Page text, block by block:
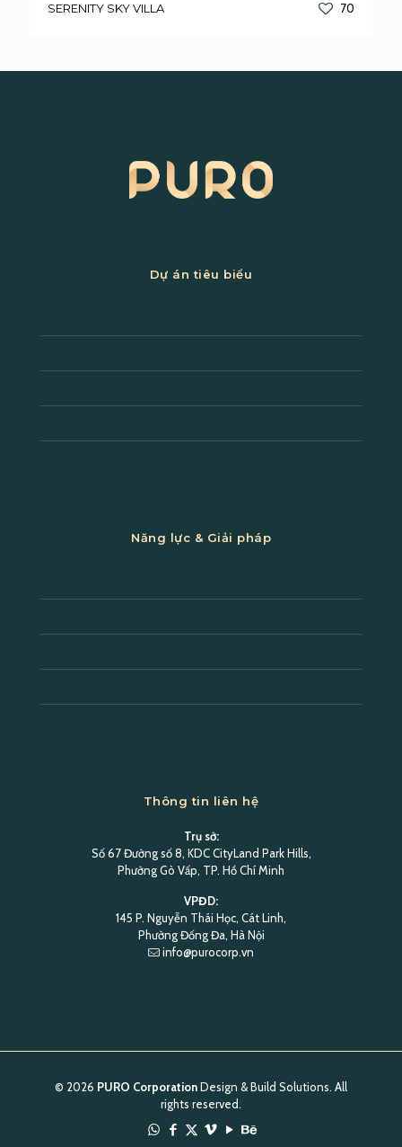
SERENITY SKY VILLA 70
Dự án tiêu biểu
Năng lực & Giải pháp
Thông tin liên hệ
Trụ sở:
Số 67 Đường số 8, KDC CityLand Park Hills,
Phường Gò Vấp, TP. Hồ Chí Minh
VPĐD:
145 P. Nguyễn Thái Học, Cát Linh,
Phường Đống Đa, Hà Nội
info@purocorp.vn
© 2026 PURO CorporationDesign & Build Solutions. All
rights reserved.